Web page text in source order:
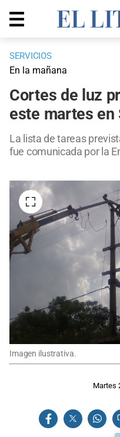
SERVICIOS
En la mañana
Cortes de luz
este martes en
La lista de tareas
fue comunicada por la
Imagen ilustrativa.
Martes